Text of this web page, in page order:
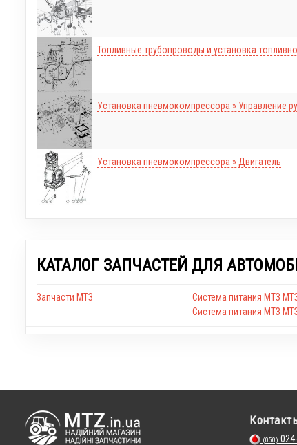
Топливные трубопроводы и установка
Установка пневмокомпрессора » Управление
Установка пневмокомпрессора » Двигатель
КАТАЛОГ ЗАПЧАСТЕЙ ДЛЯ
Запчасти МТЗ Система питания МТЗ
Система питания МТЗ
(050)